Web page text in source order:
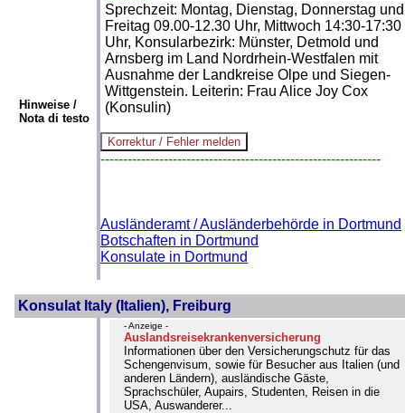
Hinweise /
Nota di testo
Sprechzeit: Montag, Dienstag, Donnerstag und
Freitag 09.00-12.30 Uhr, Mittwoch 14:30-17:30
Uhr, Konsularbezirk: Münster, Detmold und
Arnsberg im Land Nordrhein-Westfalen mit
Ausnahme der Landkreise Olpe und Siegen-
Wittgenstein. Leiterin: Frau Alice Joy Cox
(Konsulin)
--------------------------------------------------------------
Ausländeramt / Ausländerbehörde in Dortmund
Botschaften in Dortmund
Konsulate in Dortmund
Konsulat Italy (Italien), Freiburg
- Anzeige -
Auslandsreisekrankenversicherung
Informationen über den Versicherungschutz für das
Schengenvisum, sowie für Besucher aus Italien (und
anderen Ländern), ausländische Gäste,
Sprachschüler, Aupairs, Studenten, Reisen in die
USA, Auswanderer...